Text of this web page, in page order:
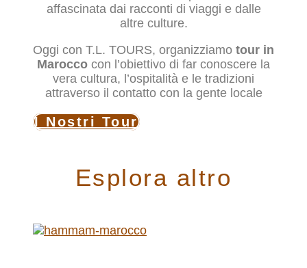
affascinata dai racconti di viaggi e dalle
altre culture.
Oggi con T.L. TOURS, organizziamo tour in
Marocco con l’obiettivo di far conoscere la
vera cultura, l’ospitalità e le tradizioni
attraverso il contatto con la gente locale
I Nostri Tour
Esplora altro